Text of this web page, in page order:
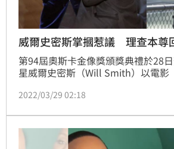
威爾史密斯掌摑惹議 理查本尊
第94屆奧斯卡金像獎頒獎典禮於28
星威爾史密斯（Will Smith）以電影
洛克（Chris Rock）的行為，鬧得更
應了。
2022/03/29 02:18